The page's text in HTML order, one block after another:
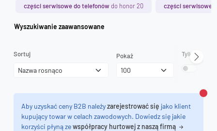
części serwisowe do telefonów do honor 20 części serwisowe
Wyszukiwanie zaawansowane
Sortuj Pokaż Tylko
Aby uzyskać ceny B2B należyzarejestrować się jako klient
kupujący towar w celach zawodowych. Dowiedz się jakie
korzyści płyną zewspółpracy hurtowej z naszą firmą